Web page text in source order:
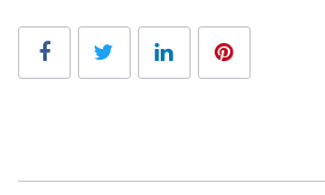
FacebookTwitter LinkedIn